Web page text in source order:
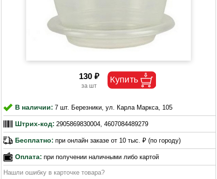
130 ₽
В наличии: 7 шт. Березники, ул. Карла Маркса, 105
Штрих-код: 2905869830004, 4607084489279
Бесплатно: при онлайн заказе от 10 тыс. ₽ (по городу)
Оплата: при получении наличными либо картой
Нашли ошибку в карточке товара?